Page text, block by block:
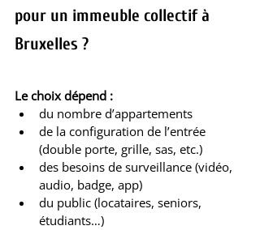
pour un immeuble collectif à
Bruxelles ?
Le choix dépend :
du nombre d’appartements
de la configuration de l’entrée
(double porte, grille, sas, etc.)
des besoins de surveillance (vidéo,
audio, badge, app)
du public (locataires, seniors,
étudiants…)